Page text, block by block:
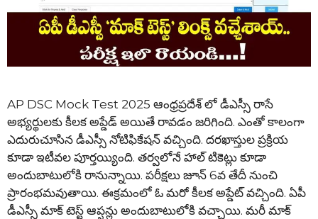
AP DSC Mock Test 2025 ఆంధ్రప్రదేశ్ లో డీఎస్సీ రాసే
అభ్యర్థులకు కీలక అప్డేడ్ అయితే రావడం జరిగింది. ఎంతో కాలంగా
ఎదురుచూసిన డీఎస్సీ నోటిఫికేషన్ వచ్చింది. దరఖాస్తుల ప్రక్రియ
కూడా ఇటీవల పూర్తయ్యింది. తర్వలోనే హాల్ టికెట్లు కూడా
అందుబాటులోకి రానున్నాయి. పరీక్షలు జూన్ 6వ తేదీ నుంచి
ప్రారంభమవుతాయి. ఈక్రమంలో ఓ మరో కీలక అప్డేట్ వచ్చింది. ఏపీ
డీఎస్సీ మాక్ టెస్ట్ ఆప్షన్లు అందుబాటులోకి వచ్చాయి. మరీ మాక్